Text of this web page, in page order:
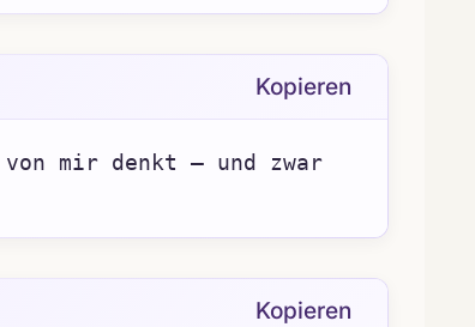
Kopieren
von mir denkt – und zwar
Kopieren